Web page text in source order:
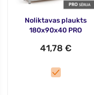
Noliktavas plaukts
180x90x40 PRO
41,78 €